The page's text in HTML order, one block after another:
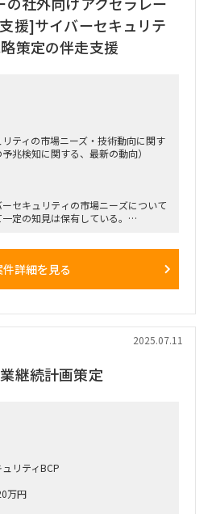
援]サイバーセキュリテ
策定の伴走支援
ティの市場ニーズ・技術動向に関す
兆検知に関する、最新の動向）
セキュリティの市場ニーズについて
定の知見は保有している。
ために、これからは、システムを標準
ュリティの最新の市場ニーズ・技術動
有する専門家の意見を得たい。
～ 2025/12/31
イアント提案段階
件詳細を見る
2025.07.11
継続計画策定
リティBCP
万円